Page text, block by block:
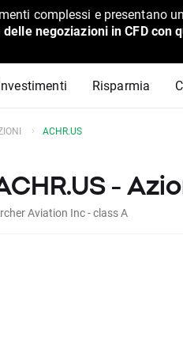
complessi e presentano
negoziazioni in CFD con
Risparmia
ACHR.US
-
Aviation Inc - class A